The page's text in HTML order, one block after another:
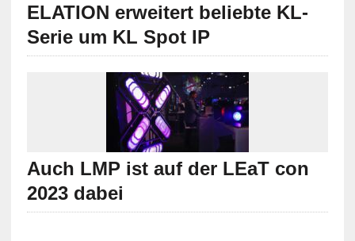
ELATION erweitert beliebte KL-
Serie um KL Spot IP
Auch LMP ist auf der LEaT con
2023 dabei